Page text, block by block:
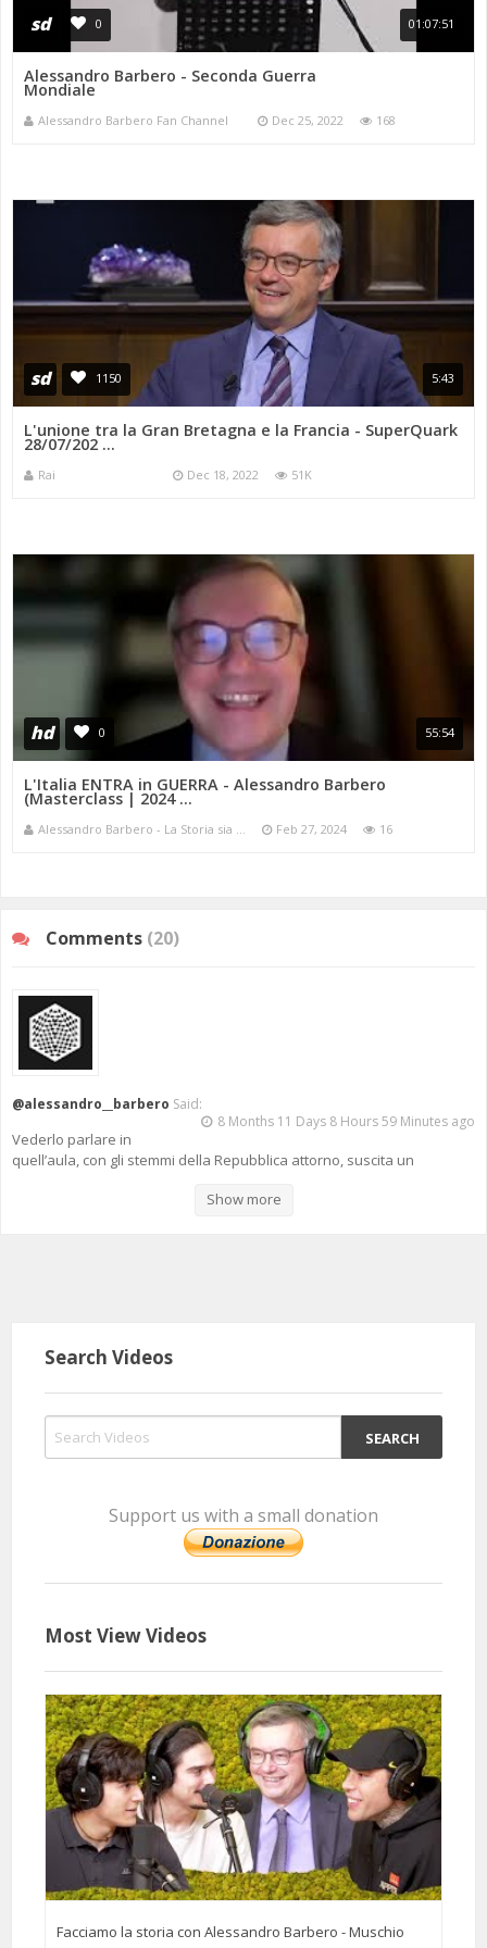
sd 0 01:07:51
Alessandro Barbero - Seconda Guerra
Mondiale
Alessandro Barbero Fan Channel Dec 25, 2022 168
sd 1150 5:43
L'unione tra la Gran Bretagna e la Francia - SuperQuark
28/07/202 ...
Rai Dec 18, 2022 51K
hd 0 55:54
L'Italia ENTRA in GUERRA - Alessandro Barbero
(Masterclass | 2024 ...
Alessandro Barbero - La Storia sia ... Feb 27, 2024 16
Comments (20)
@alessandro__barbero Said:
8 Months 11 Days 8 Hours 59 Minutes ago
Vederlo parlare in
quell’aula, con gli stemmi della Repubblica attorno, suscita un
stessi scranni non come ospite, ma come membro del governo.
@drugo1983Said: 11 Months 4 Days 1 Hours 17 Minutes ago
Barbero ministro dell'Istruzione
@GiovanniBertoglio Said: 1 Months 18 Days 59 Minutes ago
4:32 [...] In quanto erano comandati così male [...] (alza la testa) Amo
quest'uomo
Show more
Search Videos
Support us with a small donation
Most View Videos
Facciamo la storia con Alessandro Barbero - Muschio